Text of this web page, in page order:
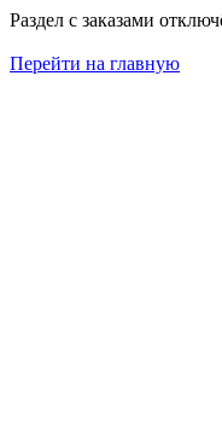
Раздел с заказами
Перейти на главную